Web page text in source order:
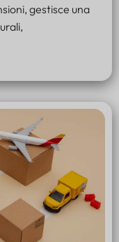
gestisce una